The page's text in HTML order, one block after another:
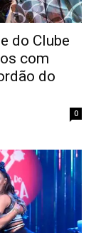
do Clube
com
do
0